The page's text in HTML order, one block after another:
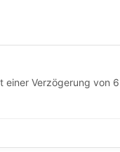
einer Verzögerung von